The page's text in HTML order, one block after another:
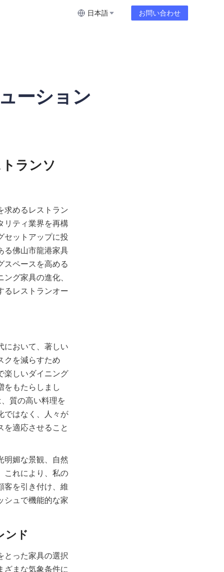
日本語 お問い合わせ
ーション
ランソ
求めるレストラン
リティ業界を再構
セットアップに投
る佛山市龍港家具
スペースを高める
グ家具の進化、
るレストランオー
において、著しい
クを減らすため
楽しいダイニング
をもたらしまし
質の高い料理を
ではなく、人々が
を適応させること
明媚な景観、自然
これにより、私の
客を引き付け、維
シュで機能的な家
とった家具の選択
ざまな気象条件に